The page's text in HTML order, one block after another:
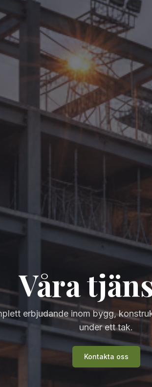
Våra
erbjudande inom bygg,
under ett tak.
Kontakta oss